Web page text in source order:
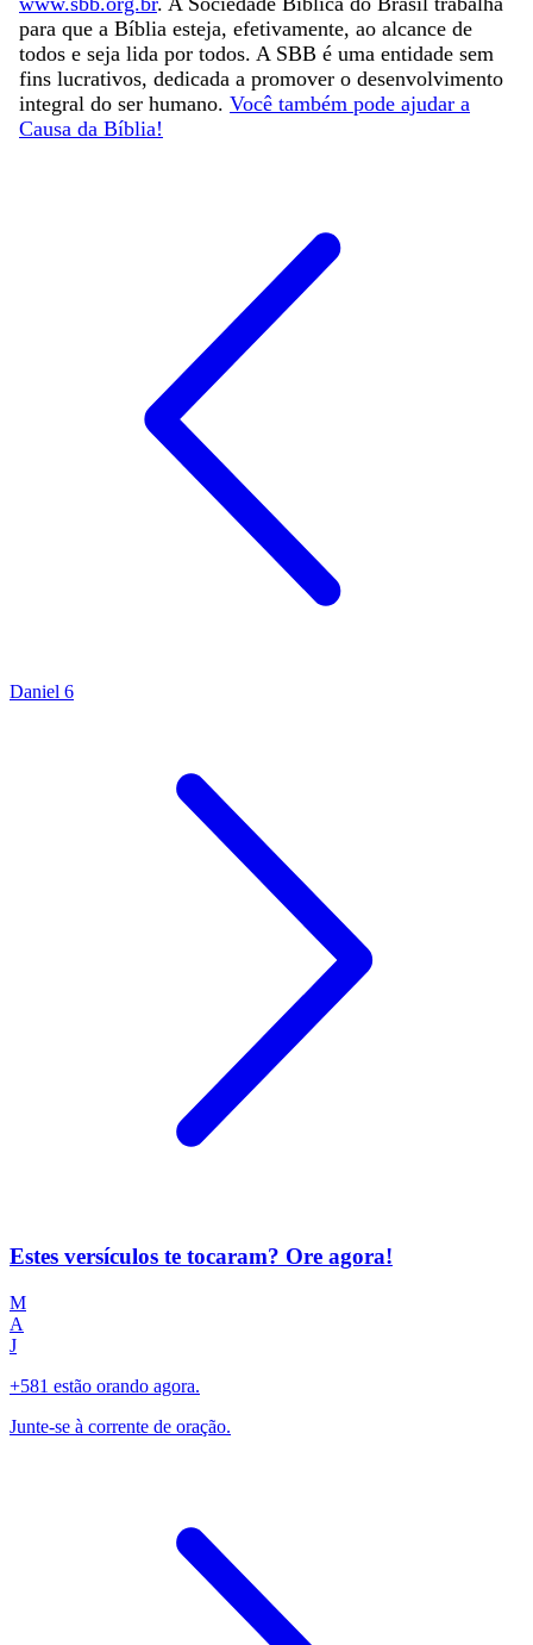
para que a Bíblia esteja, efetivamente, ao alcance de
todos e seja lida por todos. A SBB é uma entidade sem
fins lucrativos, dedicada a promover o desenvolvimento
integral do ser humano. Você também pode ajudar a
Causa da Bíblia!
Daniel 6
Estes versículos te tocaram? Ore agora!
M
A
J
+581 estão orando agora.
Junte-se à corrente de oração.